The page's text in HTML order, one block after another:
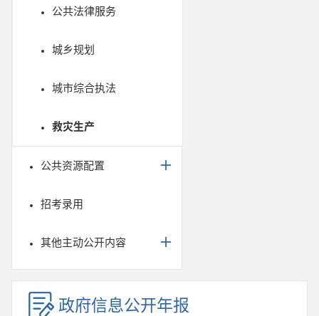
公共法律服务
城乡规划
城市综合执法
救灾生产
公共资源配置
招考录用
其他主动公开内容
政府信息公开年报